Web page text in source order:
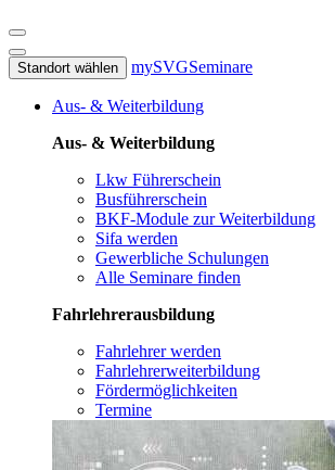
Standort wählen mySVGSeminare
Aus- & Weiterbildung
Aus- & Weiterbildung
Lkw Führerschein
Busführerschein
BKF-Module zur Weiterbildung
Sifa werden
Gewerbliche Schulungen
Alle Seminare finden
Fahrlehrerausbildung
Fahrlehrer werden
Fahrlehrerweiterbildung
Fördermöglichkeiten
Termine